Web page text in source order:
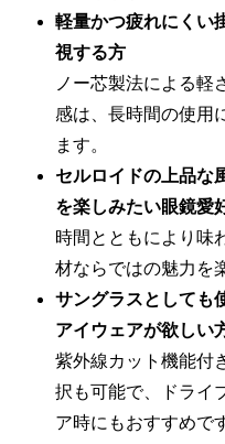
軽量かつ疲れにくい
視する方
ノー芯製法による軽
感は、長時間の使用
ます。
セルロイドの上品な
を楽しみたい眼鏡愛
時間とともにより味
材ならではの魅力を
サングラスとしても
アイウェアが欲しい
紫外線カット機能付
択も可能で、ドライ
ア時にもおすすめで